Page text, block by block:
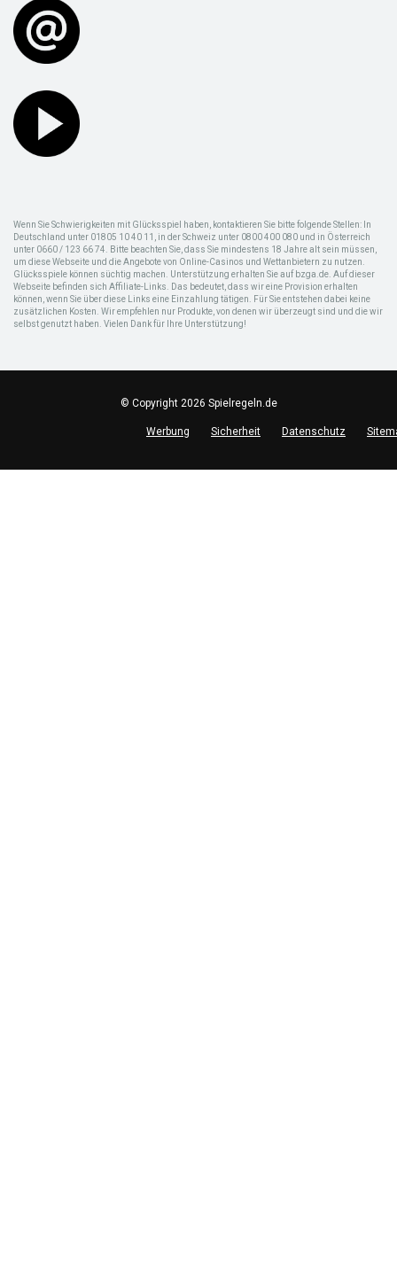
Wenn Sie Schwierigkeiten mit Glücksspiel haben, kontaktieren Sie bitte folgende Stellen: In
Deutschland unter 01805 10 40 11, in der Schweiz unter 0800 400 080 und in Österreich
unter 0660 / 123 66 74. Bitte beachten Sie, dass Sie mindestens 18 Jahre alt sein müssen,
um diese Webseite und die Angebote von Online-Casinos und Wettanbietern zu nutzen.
Glücksspiele können süchtig machen. Unterstützung erhalten Sie auf bzga.de. Auf dieser
Webseite befinden sich Affiliate-Links. Das bedeutet, dass wir eine Provision erhalten
können, wenn Sie über diese Links eine Einzahlung tätigen. Für Sie entstehen dabei keine
zusätzlichen Kosten. Wir empfehlen nur Produkte, von denen wir überzeugt sind und die wir
selbst genutzt haben. Vielen Dank für Ihre Unterstützung!
© Copyright 2026 Spielregeln.de
Werbung Sicherheit Datenschutz